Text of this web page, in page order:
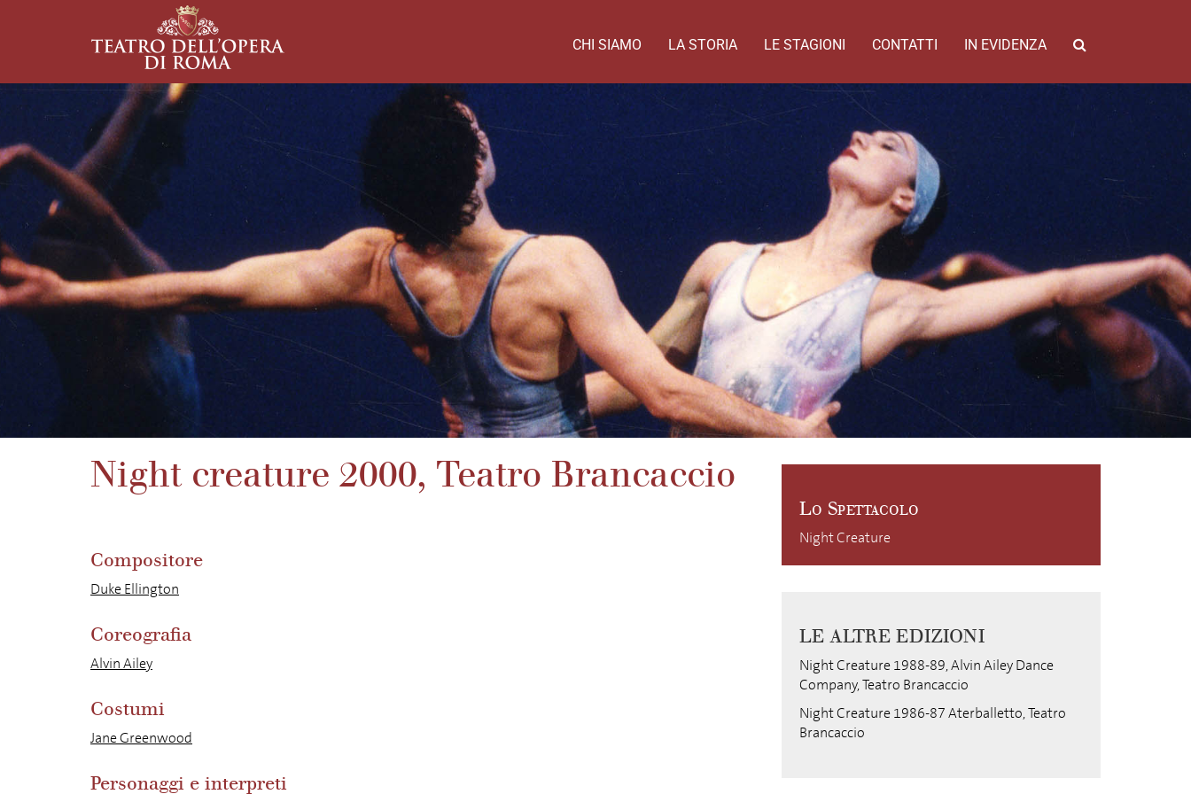
CHI SIAMO LA STORIA LE STAGIONI CONTATTI IN EVIDENZA
Night creature 2000, Teatro Brancaccio
Compositore
Duke Ellington
Coreografia
Alvin Ailey
Costumi
Jane Greenwood
Personaggi e interpreti
Lo Spettacolo
Night Creature
LE ALTRE EDIZIONI
Night Creature 1988-89, Alvin Ailey Dance
Company, Teatro Brancaccio
Night Creature 1986-87 Aterballetto, Teatro
Brancaccio